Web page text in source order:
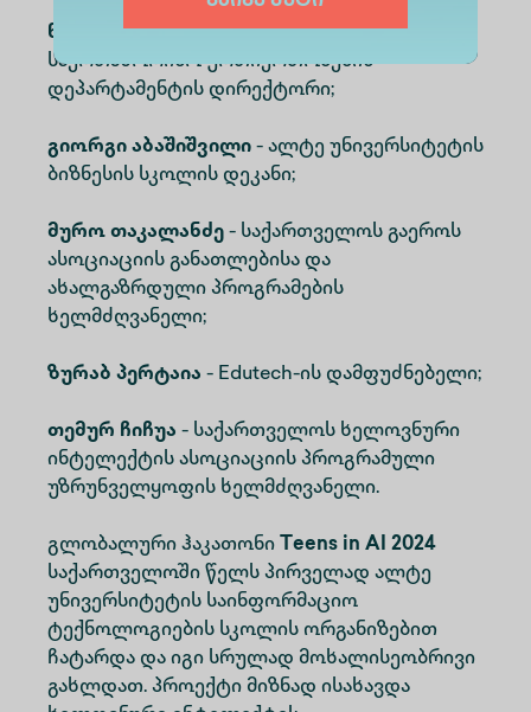
ნანა დიხამინჯია- ალტე უნივერსიტეტის
საერთაშორისო ურთიერთობების
დეპარტამენტის დირექტორი;
გიორგი აბაშიშვილი - ალტე უნივერსიტეტის
ბიზნესის სკოლის დეკანი;
მურო თაკალანძე - საქართველოს გაეროს
ასოციაციის განათლებისა და
ახალგაზრდული პროგრამების
ხელმძღვანელი;
ზურაბ პერტაია - Edutech-ის დამფუძნებელი;
თემურ ჩიჩუა - საქართველოს ხელოვნური
ინტელექტის ასოციაციის პროგრამული
უზრუნველყოფის ხელმძღვანელი.
გლობალური ჰაკათონი Teens in AI 2024
საქართველოში წელს პირველად ალტე
უნივერსიტეტის საინფორმაციო
ტექნოლოგიების სკოლის ორგანიზებით
ჩატარდა და იგი სრულად მოხალისეობრივი
გახლდათ. პროექტი მიზნად ისახავდა